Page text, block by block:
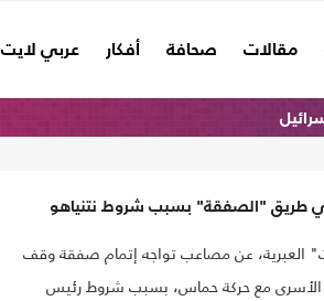
مقالات صحافة أفكار عربي لايت
طريق "الصفقة" بسبب شروط نتنياهو
العبرية، عن مصاعب تواجه إتمام صفقة وقف
الأسرى مع حركة حماس، بسبب شروط رئيس